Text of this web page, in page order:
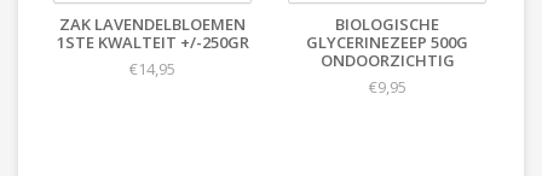
ZAK LAVENDELBLOEMEN
1STE KWALTEIT +/-250GR
€14,95
BIOLOGISCHE
GLYCERINEZEEP 500G
ONDOORZICHTIG
€9,95